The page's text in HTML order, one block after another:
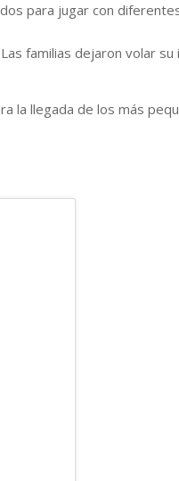
para jugar con
familias dejaron volar su
la llegada de los más